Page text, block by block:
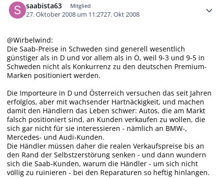
saabista63 Mitglied
27. Oktober 2008 um 11:2727. Okt 2008
@Wirbelwind:
Die Saab-Preise in Schweden sind generell wesentlich
günstiger als in D und vor allem als in Ö, weil 9-3 und 9-5 in
Schweden nicht als Konkurrenz zu den deutschen Premium-
Marken positioniert werden.
Die Importeure in D und Österreich versuchen das seit Jahren
erfolglos, aber mit wachsender Hartnäckigkeit, und machen
damit den Händlern das Leben schwer: Autos, die am Markt
falsch positioniert sind, an Kunden verkaufen zu wollen, die
sich gar nicht für sie interessieren - nämlich an BMW-,
Mercedes- und Audi-Kunden.
Die Händler müssen daher die realen Verkaufspreise bis an
den Rand der Selbstzerstörung senken - und dann wundern
sich die Saab-Kunden, warum die Händler - um sich nicht
völlig zu ruinieren - bei den Reparaturen so heftig hinlangen.